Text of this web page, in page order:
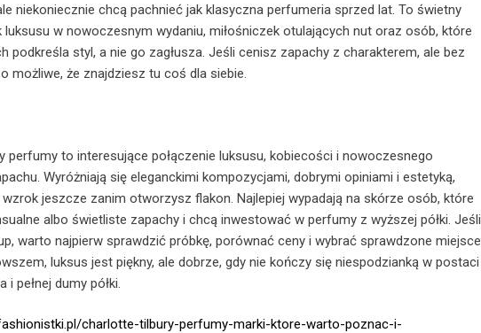
niekoniecznie chcą pachnieć jak klasyczna perfumeria sprzed lat. To świetny
luksusu w nowoczesnym wydaniu, miłośniczek otulających nut oraz osób, które
podkreśla styl, a nie go zagłusza. Jeśli cenisz zapachy z charakterem, ale bez
możliwe, że znajdziesz tu coś dla siebie.
perfumy to interesujące połączenie luksusu, kobiecości i nowoczesnego
Wyróżniają się eleganckimi kompozycjami, dobrymi opiniami i estetyką,
jeszcze zanim otworzysz flakon. Najlepiej wypadają na skórze osób, które
albo świetliste zapachy i chcą inwestować w perfumy z wyższej półki. Jeśli
warto najpierw sprawdzić próbkę, porównać ceny i wybrać sprawdzone miejsce
luksus jest piękny, ale dobrze, gdy nie kończy się niespodzianką w postaci
pełnej dumy półki.
charlotte-tilbury-perfumy-marki-ktore-warto-poznac-i-